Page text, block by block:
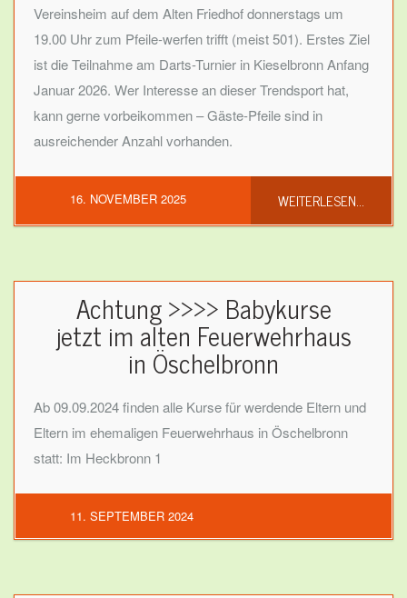
Vereinsheim auf dem Alten Friedhof donnerstags um
19.00 Uhr zum Pfeile-werfen trifft (meist 501). Erstes Ziel
ist die Teilnahme am Darts-Turnier in Kieselbronn Anfang
Januar 2026. Wer Interesse an dieser Trendsport hat,
kann gerne vorbeikommen – Gäste-Pfeile sind in
ausreichender Anzahl vorhanden.
WEITERLESEN...
16. NOVEMBER 2025
Achtung >>>> Babykurse
jetzt im alten Feuerwehrhaus
in Öschelbronn
Ab 09.09.2024 finden alle Kurse für werdende Eltern und
Eltern im ehemaligen Feuerwehrhaus in Öschelbronn
statt: Im Heckbronn 1
11. SEPTEMBER 2024